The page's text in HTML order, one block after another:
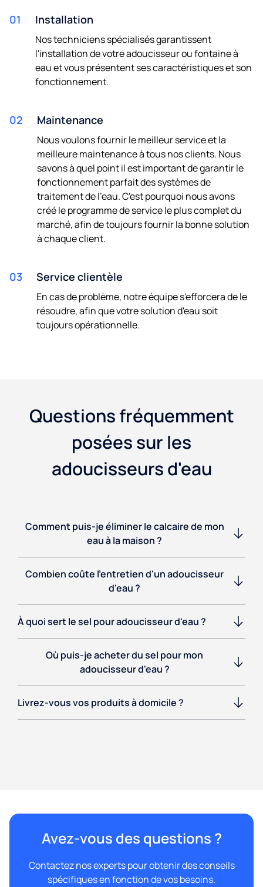
01 Installation
Nos techniciens spécialisés garantissent
l'installation de votre adoucisseur ou fontaine à
eau et vous présentent ses caractéristiques et son
fonctionnement.
02 Maintenance
Nous voulons fournir le meilleur service et la
meilleure maintenance à tous nos clients. Nous
savons à quel point il est important de garantir le
fonctionnement parfait des systèmes de
traitement de l'eau. C'est pourquoi nous avons
créé le programme de service le plus complet du
marché, afin de toujours fournir la bonne solution
à chaque client.
03 Service clientèle
En cas de problème, notre équipe s'efforcera de le
résoudre, afin que votre solution d'eau soit
toujours opérationnelle.
Questions fréquemment
posées sur les
adoucisseurs d'eau
Comment puis-je éliminer le calcaire de mon
eau à la maison ?
Combien coûte l'entretien d'un adoucisseur
d'eau ?
À quoi sert le sel pour adoucisseur d'eau ?
Où puis-je acheter du sel pour mon
adoucisseur d'eau ?
Livrez-vous vos produits à domicile ?
Avez-vous des questions ?
Contactez nos experts pour obtenir des conseils
spécifiques en fonction de vos besoins.